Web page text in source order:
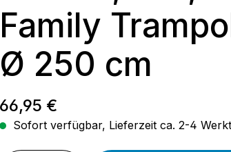
Family
Ø 250 cm
Regulärer Preis:
66,95 €
Sofort verfügbar, Lieferzeit ca. 2-4